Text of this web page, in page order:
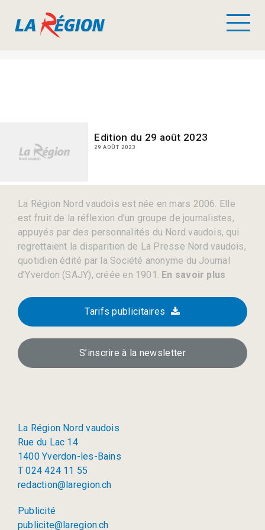
Edition du 29 août 2023
29 AOÛT 2023
La Région Nord vaudois est née en mars 2006. Elle
est fruit de la réflexion d’un groupe de journalistes,
appuyés par des personnalités du Nord vaudois, qui
regrettaient la disparition de La Presse Nord vaudois,
quotidien édité par la Société anonyme du Journal
d’Yverdon (SAJY), créée en 1901. En savoir plus
Tarifs publicitaires
S’inscrire à la newsletter
La Région Nord vaudois
Rue du Lac 14
1400 Yverdon-les-Bains
T 024 424 11 55
redaction@laregion.ch
Publicité
publicite@laregion.ch